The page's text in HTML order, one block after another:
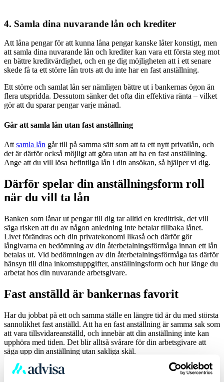
4. Samla dina nuvarande lån och krediter
Att låna pengar för att kunna låna pengar kanske låter konstigt, men
att samla dina nuvarande lån och krediter kan vara ett första steg mot
en bättre kreditvärdighet, och en ge dig möjligheten att i ett senare
skede få ta ett större lån trots att du inte har en fast anställning.
Ett större och samlat lån ser nämligen bättre ut i bankernas ögon än
flera utspridda. Dessutom sänker det ofta din effektiva ränta – vilket
gör att du sparar pengar varje månad.
Går att samla lån utan fast anställning
Att samla lån går till på samma sätt som att ta ett nytt privatlån, och
det är därför också möjligt att göra utan att ha en fast anställning.
Ange att du vill lösa befintliga lån i din ansökan, så hjälper vi dig.
Därför spelar din anställningsform roll
när du vill ta lån
Banken som lånar ut pengar till dig tar alltid en kreditrisk, det vill
säga risken att du av någon anledning inte betalar tillbaka lånet.
Livet förändras och din privatekonomi likaså och därför gör
långivarna en bedömning av din återbetalningsförmåga innan ett lån
betalas ut. Vid bedömningen av din återbetalningsförmåga tas därför
hänsyn till dina inkomstuppgifter, anställningsform och hur länge du
arbetat hos din nuvarande arbetsgivare.
Fast anställd är bankernas favorit
Har du jobbat på ett och samma ställe en längre tid är du med största
sannolikhet fast anställd. Att ha en fast anställning är samma sak som
att vara tillsvidareanställd, och innebär att din anställning inte kan
upphöra med tiden. Det blir alltså svårare för din arbetsgivare att
säga upp din anställning utan sakliga skäl.
Därmed ser bankerna tillsvidareanställningen som en säkrare
inkomst och som något positivt vid en låneansökan. Ju längre du har